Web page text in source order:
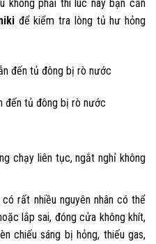
không phải thì lúc này bạn cần
để kiểm tra lòng tủ hư hỏng
đến tủ đông bị rò nước
chạy liên tục, ngắt nghỉ không
rất nhiều nguyên nhân có thể
lắp sai, đóng cửa không khít,
chiếu sáng bị hỏng, thiếu gas,